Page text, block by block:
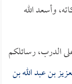
وأسعد الله
الدرب، رسائلكم
بن عبد الله بن